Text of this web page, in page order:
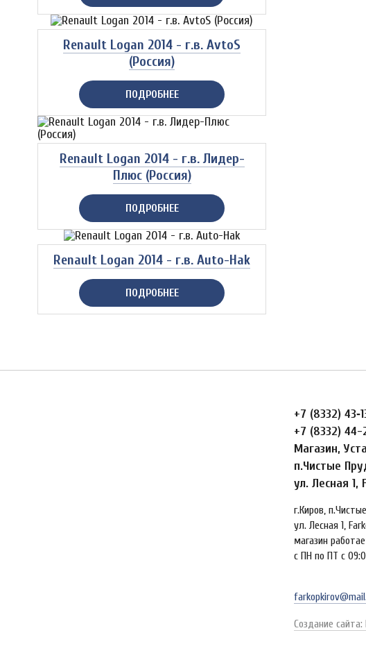
Renault Logan 2014 - г.в. AvtoS
(Россия)
ПОДРОБНЕЕ
Renault Logan 2014 - г.в. Лидер-
Плюс (Россия)
ПОДРОБНЕЕ
Renault Logan 2014 - г.в. Auto-Hak
ПОДРОБНЕЕ
+7 (8332)
+7 (8332) 44-
Магазин,
п.Чистые
ул. Лесная 1,
г.Киров,
ул. Лесная 1,
магазин
с ПН по ПТ с
Создание сайта: